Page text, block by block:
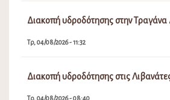
Διακοπή υδροδότησης στην
Τρ, 04/08/2026 - 11:32
Διακοπή υδροδότησης στις
Τρ, 04/08/2026 - 08:40